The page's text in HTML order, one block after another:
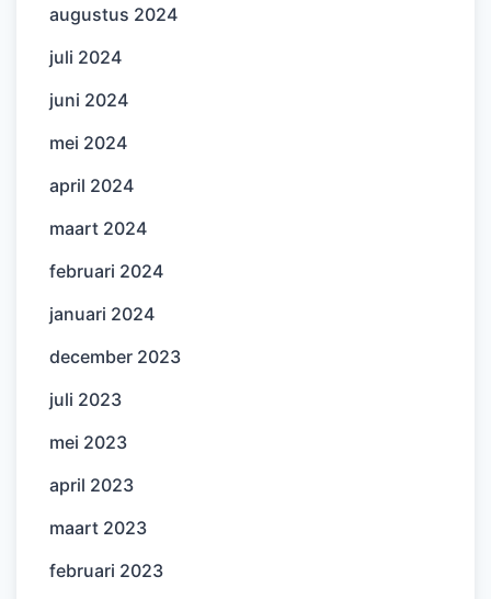
augustus 2024
juli 2024
juni 2024
mei 2024
april 2024
maart 2024
februari 2024
januari 2024
december 2023
juli 2023
mei 2023
april 2023
maart 2023
februari 2023